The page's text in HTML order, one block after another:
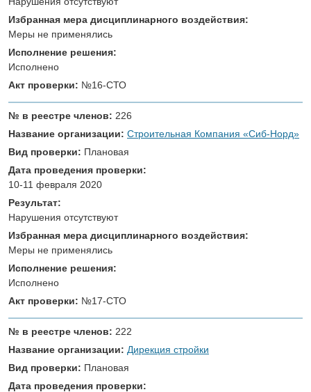
Избранная мера дисциплинарного воздействия:
Меры не применялись
Исполнение решения:
Исполнено
Акт проверки: №16-СТО
№ в реестре членов: 226
Название организации: Строительная Компания «Сиб-Норд»
Вид проверки: Плановая
Дата проведения проверки:
10-11 февраля 2020
Результат:
Нарушения отсутствуют
Избранная мера дисциплинарного воздействия:
Меры не применялись
Исполнение решения:
Исполнено
Акт проверки: №17-СТО
№ в реестре членов: 222
Название организации: Дирекция стройки
Вид проверки: Плановая
Дата проведения проверки: